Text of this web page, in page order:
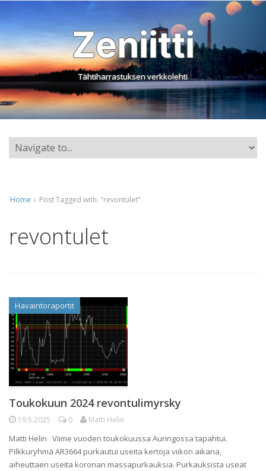
Zeniitti
Tähtiharrastuksen verkkolehti
Home › Post Tagged with: "revontulet"
revontulet
Havaintoraportit
Toukokuun 2024 revontulimyrsky
19.5.2025 0 Matti Helin
Matti Helin Viime vuoden toukokuussa Auringossa tapahtui.
Pilkkuryhmä AR3664 purkautui useita kertoja viikon aikana,
aiheuttaen useita koronan massapurkauksia. Purkauksista useat